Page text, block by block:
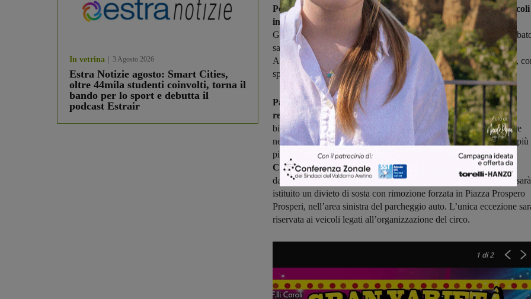
In vetrina 3 Agosto 2026
Estra Notizie agosto: Smart Cities,
oltre 44mila studenti coinvolti, torna il
bando per lo sport e debutta il
podcast Estrair
Per quattro giorni, il tendone del Circo Arkar ospiterà spettacoli
in diversi orari, per permettere a tutti di assistere all’evento.
Giovedì e venerdì lo spettacolo avrà inizio alle 18:15, mentre il
sarà possibile scegliere tra due spettacoli, alle 16:00 e alle 18:15.
Anche la domenica il pubblico avrà due occasioni per partecipare,
spettacoli alle 15:30 e alle 17:30.
Particolare attenzione è stata riservata anche ai prezzi, per
rendere l’evento accessibile a tutti.
Nella giornata di giovedì il
biglietto sarà ridotto a 6 euro sia per adulti che per bambini, mentre
negli altri giorni il costo sarà di 8 euro per gli adulti e 6 euro per i più
piccoli.
Per garantire il corretto svolgimento dell’evento, il
Comune ha previsto alcune modifiche alla viabilità
. A partire
dall’11 febbraio, alle ore 8:30, fino al 19 febbraio, alle ore 24:00, sarà
istituito un divieto di sosta con rimozione forzata in Piazza Prospero
Prosperi, nell’area sinistra del parcheggio auto. L’unica eccezione
riservata ai veicoli legati all’organizzazione del circo.
1 di 2